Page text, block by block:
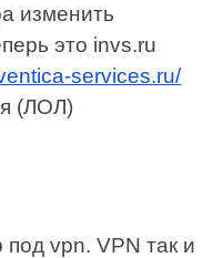
изменить
это invs.ru
services.ru/
(ЛОЛ)
vpn. VPN так и